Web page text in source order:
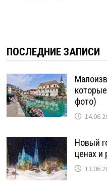
ПОСЛЕДНИЕ ЗАПИСИ
фото)
Новый
ценах и